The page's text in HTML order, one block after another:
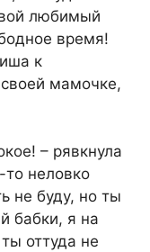
любимый
время!
к
мамочке,
– рявкнула
неловко
не буду, но ты
бабки, я на
оттуда не